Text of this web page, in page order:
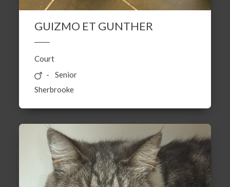
GUIZMO ET GUNTHER
Court
Senior
Sherbrooke